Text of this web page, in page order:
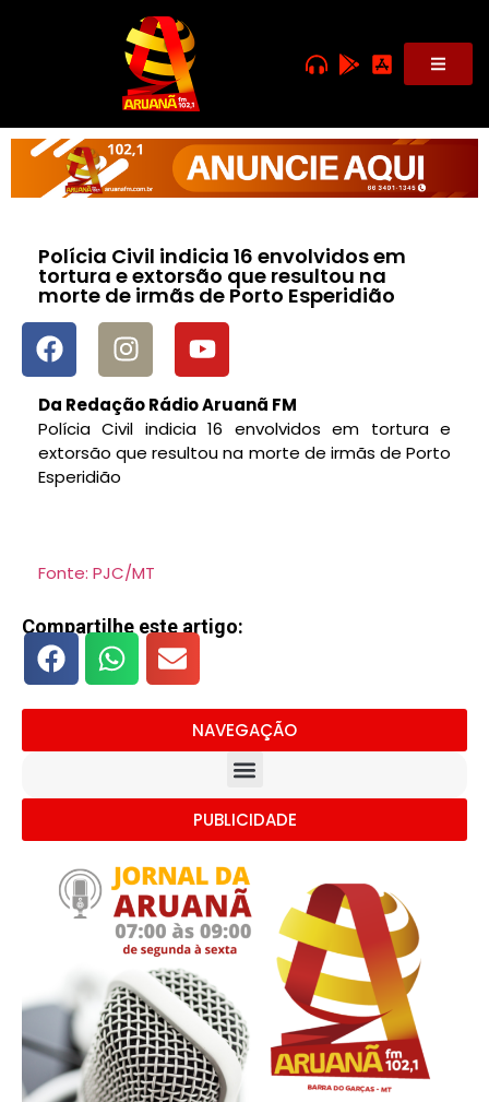
Polícia Civil indicia 16 envolvidos em
tortura e extorsão que resultou na
morte de irmãs de Porto Esperidião
Da Redação Rádio Aruanã FM
Polícia Civil indicia 16 envolvidos em tortura e
extorsão que resultou na morte de irmãs de Porto
Esperidião
Fonte: PJC/MT
Compartilhe este artigo:
NAVEGAÇÃO
PUBLICIDADE